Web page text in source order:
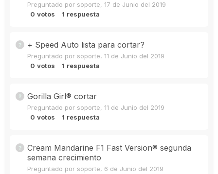
Preguntado por soporte, 17 de Junio del 2019
0 votos 1 respuesta
+ Speed Auto lista para cortar?
Preguntado por soporte, 11 de Junio del 2019
0 votos 1 respuesta
Gorilla Girl® cortar
Preguntado por soporte, 11 de Junio del 2019
0 votos 1 respuesta
Cream Mandarine F1 Fast Version® segunda
semana crecimiento
Preguntado por soporte, 6 de Junio del 2019